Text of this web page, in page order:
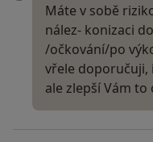
Máte v sobě
nález- konizaci
/očkování/po
vřele doporučuji,
ale zlepší Vám